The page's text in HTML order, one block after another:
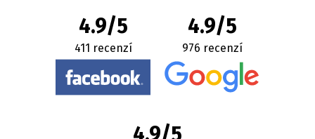
4.9/5
411 recenzí
4.9/5
976 recenzí
4.9/5